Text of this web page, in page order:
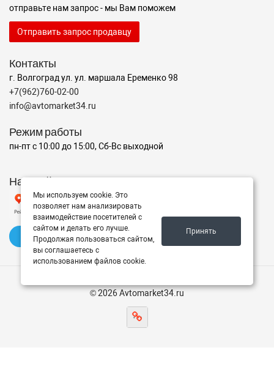
отправьте нам запрос - мы Вам поможем
Отправить запрос продавцу
Контакты
г. Волгоград ул. ул. маршала Еременко 98
+7(962)760-02-00
info@avtomarket34.ru
Режим работы
пн-пт с 10:00 до 15:00, Сб-Вс выходной
Наш рейтинг на Яндексе
✍️ Оставить отзыв
© 2026 Avtomarket34.ru
Мы используем cookie. Это
позволяет нам анализировать
взаимодействие посетителей с
сайтом и делать его лучше.
Продолжая пользоваться сайтом,
вы соглашаетесь с
использованием файлов cookie.
Принять